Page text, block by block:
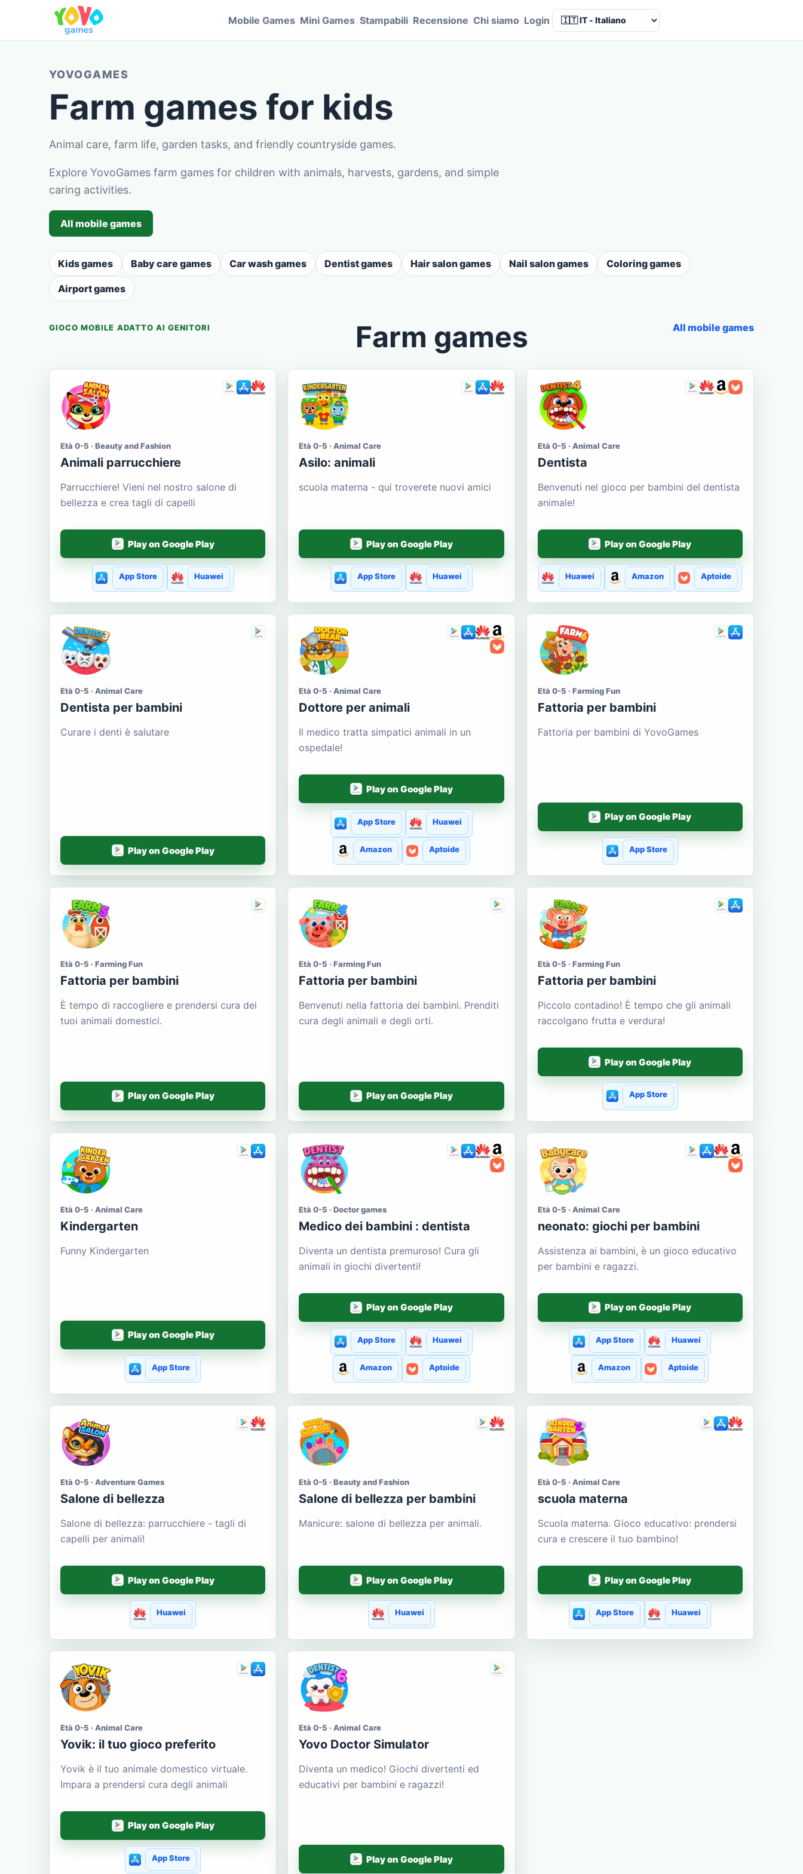
Mobile Games Mini Games Stampabili Recensione Chi siamo Login Language
YOVOGAMES
Farm games for kids
Animal care, farm life, garden tasks, and friendly countryside games.
Explore YovoGames farm games for children with animals, harvests, gardens, and simple
caring activities.
All mobile games
Kids games Baby care games Car wash games Dentist games Hair salon games Nail salon games Coloring games
Airport games
GIOCO MOBILE ADATTO AI GENITORI Farm games All mobile games
Età 0-5 · Beauty and Fashion
Animali parrucchiere
Parrucchiere! Vieni nel nostro salone di
bellezza e crea tagli di capelli
Play on Google Play
App Store Huawei
Età 0-5 · Animal Care
Asilo: animali
scuola materna - qui troverete nuovi amici
Play on Google Play
App Store Huawei
Età 0-5 · Animal Care
Dentista
Benvenuti nel gioco per bambini del dentista
animale!
Play on Google Play
Huawei Amazon Aptoide
Età 0-5 · Animal Care
Dentista per bambini
Curare i denti è salutare
Play on Google Play
Età 0-5 · Animal Care
Dottore per animali
Il medico tratta simpatici animali in un
ospedale!
Play on Google Play
App Store Huawei
Amazon Aptoide
Età 0-5 · Farming Fun
Fattoria per bambini
Fattoria per bambini di YovoGames
Play on Google Play
App Store
Età 0-5 · Farming Fun
Fattoria per bambini
È tempo di raccogliere e prendersi cura dei
tuoi animali domestici.
Play on Google Play
Età 0-5 · Farming Fun
Fattoria per bambini
Benvenuti nella fattoria dei bambini. Prenditi
cura degli animali e degli orti.
Play on Google Play
Età 0-5 · Farming Fun
Fattoria per bambini
Piccolo contadino! È tempo che gli animali
raccolgano frutta e verdura!
Play on Google Play
App Store
Età 0-5 · Animal Care
Kindergarten
Funny Kindergarten
Play on Google Play
App Store
Età 0-5 · Doctor games
Medico dei bambini : dentista
Diventa un dentista premuroso! Cura gli
animali in giochi divertenti!
Play on Google Play
App Store Huawei
Amazon Aptoide
Età 0-5 · Animal Care
neonato: giochi per bambini
Assistenza ai bambini, è un gioco educativo
per bambini e ragazzi.
Play on Google Play
App Store Huawei
Amazon Aptoide
Età 0-5 · Adventure Games
Salone di bellezza
Salone di bellezza: parrucchiere - tagli di
capelli per animali!
Play on Google Play
Huawei
Età 0-5 · Beauty and Fashion
Salone di bellezza per bambini
Manicure: salone di bellezza per animali.
Play on Google Play
Huawei
Età 0-5 · Animal Care
scuola materna
Scuola materna. Gioco educativo: prendersi
cura e crescere il tuo bambino!
Play on Google Play
App Store Huawei
Età 0-5 · Animal Care
Yovik: il tuo gioco preferito
Yovik è il tuo animale domestico virtuale.
Impara a prendersi cura degli animali
Play on Google Play
App Store
Età 0-5 · Animal Care
Yovo Doctor Simulator
Diventa un medico! Giochi divertenti ed
educativi per bambini e ragazzi!
Play on Google Play